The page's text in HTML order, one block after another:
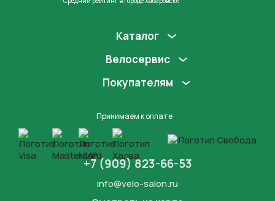
Каталог
Велосервис
Покупателям
Принимаем к оплате
+7 (909) 823-66-53
info@velo-salon.ru